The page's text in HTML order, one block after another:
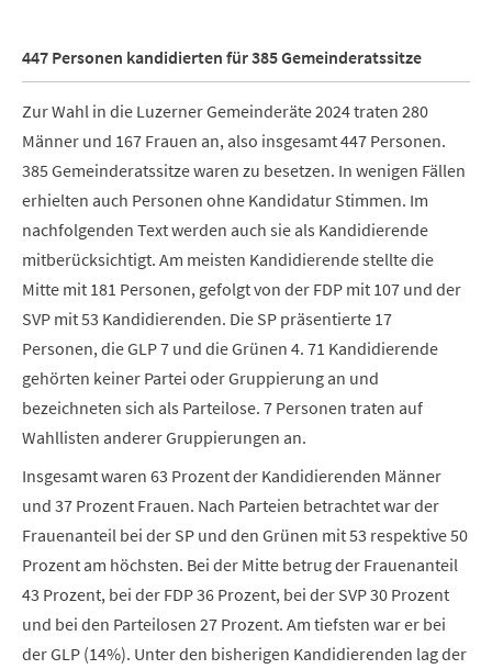
447 Personen kandidierten für 385 Gemeinderatssitze
Zur Wahl in die Luzerner Gemeinderäte 2024 traten 280
Männer und 167 Frauen an, also insgesamt 447 Personen.
385 Gemeinderatssitze waren zu besetzen. In wenigen Fällen
erhielten auch Personen ohne Kandidatur Stimmen. Im
nachfolgenden Text werden auch sie als Kandidierende
mitberücksichtigt. Am meisten Kandidierende stellte die
Mitte mit 181 Personen, gefolgt von der FDP mit 107 und der
SVP mit 53 Kandidierenden. Die SP präsentierte 17
Personen, die GLP 7 und die Grünen 4. 71 Kandidierende
gehörten keiner Partei oder Gruppierung an und
bezeichneten sich als Parteilose. 7 Personen traten auf
Wahllisten anderer Gruppierungen an.
Insgesamt waren 63 Prozent der Kandidierenden Männer
und 37 Prozent Frauen. Nach Parteien betrachtet war der
Frauenanteil bei der SP und den Grünen mit 53 respektive 50
Prozent am höchsten. Bei der Mitte betrug der Frauenanteil
43 Prozent, bei der FDP 36 Prozent, bei der SVP 30 Prozent
und bei den Parteilosen 27 Prozent. Am tiefsten war er bei
der GLP (14%). Unter den bisherigen Kandidierenden lag der